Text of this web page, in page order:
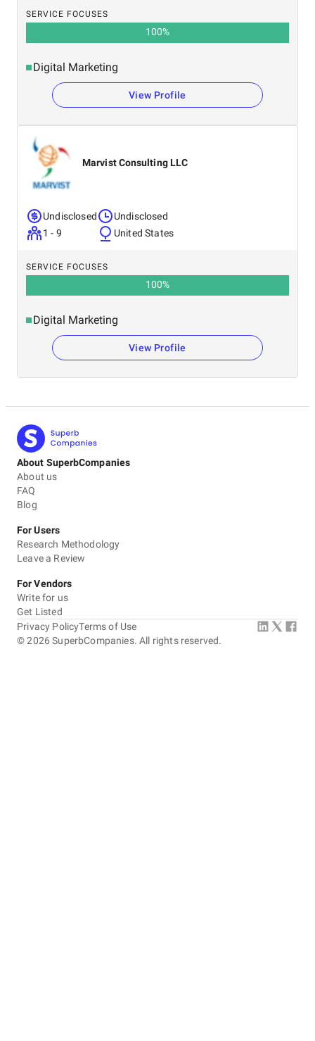
SERVICE FOCUSES
100%
Digital Marketing
View Profile
Marvist Consulting LLC
Undisclosed
1 - 9
Undisclosed
United States
SERVICE FOCUSES
100%
Digital Marketing
View Profile
About SuperbCompanies
About us
FAQ
Blog
For Users
Research Methodology
Leave a Review
For Vendors
Write for us
Get Listed
©2026 SuperbCompanies. All rights reserved.
Privacy PolicyTerms of Use